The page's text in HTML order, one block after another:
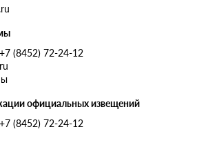
(8452) 72-24-12
официальных извещений
(8452) 72-24-12